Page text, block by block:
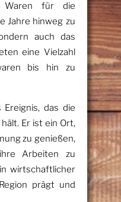
Waren für die
Jahre hinweg zu
auch das
eine Vielzahl
bis hin zu
das die
Er ist ein Ort,
zu genießen,
Arbeiten zu
wirtschaftlicher
prägt und